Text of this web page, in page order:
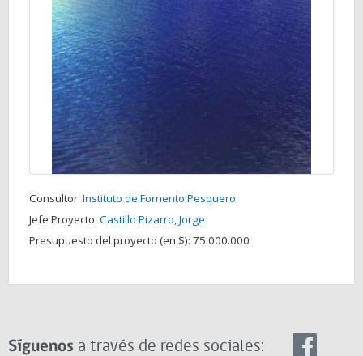
Consultor: Instituto de Fomento Pesquero
Jefe Proyecto: Castillo Pizarro, Jorge
Presupuesto del proyecto (en $): 75.000.000
Síguenos a través de redes sociales: